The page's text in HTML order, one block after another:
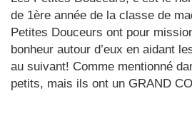
de 1ère année de la classe de
Petites Douceurs ont pour
bonheur autour d’eux en aidant
au suivant! Comme mentionné
petits, mais ils ont un GRAND